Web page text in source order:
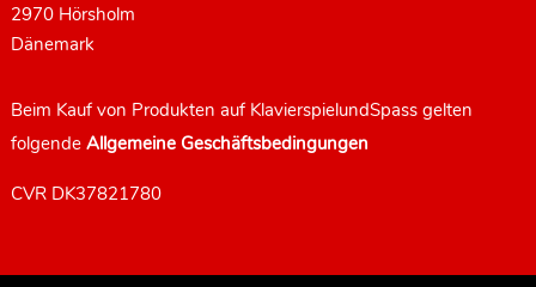
2970 Hörsholm
Dänemark
Beim Kauf von Produkten auf KlavierspielundSpass gelten
folgende Allgemeine Geschäftsbedingungen
CVR DK37821780